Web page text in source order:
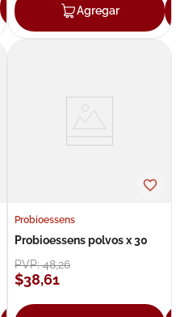
Agregar
Agregar
Probioessens
Probioessens polvos x 30
PVP:48,26
$38,61